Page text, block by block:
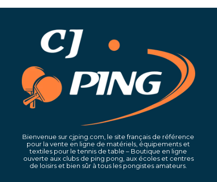
Bienvenue sur cjping.com, le site français de référence
pour la vente en ligne de matériels, équipements et
textiles pour le tennis de table – Boutique en ligne
ouverte aux clubs de ping pong, aux écoles et centres
de loisirs et bien sûr à tous les pongistes amateurs.